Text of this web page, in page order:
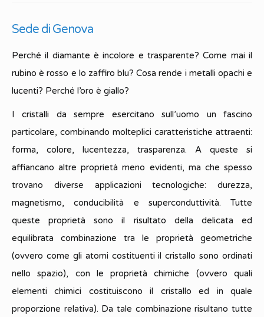
Sede di Genova
Perché il diamante è incolore e trasparente? Come mai il
rubino è rosso e lo zaffiro blu? Cosa rende i metalli opachi e
lucenti? Perché l’oro è giallo?
I cristalli da sempre esercitano sull’uomo un fascino
particolare, combinando molteplici caratteristiche attraenti:
forma, colore, lucentezza, trasparenza. A queste si
affiancano altre proprietà meno evidenti, ma che spesso
trovano diverse applicazioni tecnologiche: durezza,
magnetismo, conducibilità e superconduttività. Tutte
queste proprietà sono il risultato della delicata ed
equilibrata combinazione tra le proprietà geometriche
(ovvero come gli atomi costituenti il cristallo sono ordinati
nello spazio), con le proprietà chimiche (ovvero quali
elementi chimici costituiscono il cristallo ed in quale
proporzione relativa). Da tale combinazione risultano tutte